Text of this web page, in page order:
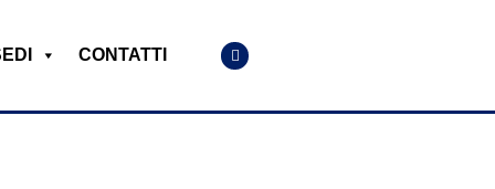
CONTATTI